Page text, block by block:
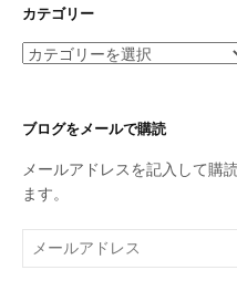
イ
カテゴリー
カ
リ
ブログをメールで購読
メールアドレスを記入して購
ます。
ー